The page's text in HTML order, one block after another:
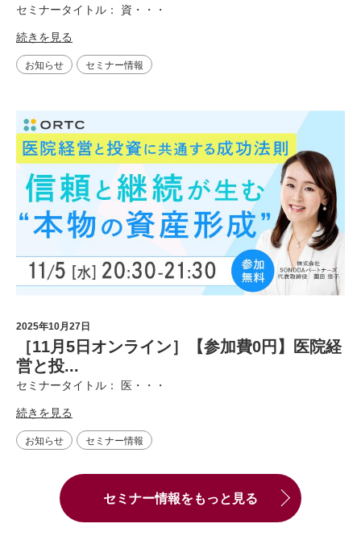
セミナータイトル： 資・・・
続きを見る
お知らせ セミナー情報
2025年10月27日
［11月5日オンライン］【参加費0円】医院経
営と投...
セミナータイトル： 医・・・
続きを見る
お知らせ セミナー情報
セミナー情報をもっと見る